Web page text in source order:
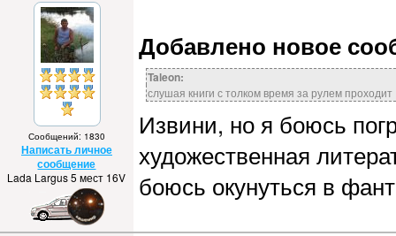
Сообщений: 1830
Написать личное
сообщение
Lada Largus 5 мест 16V
Добавлено новое
Taleon:
слушая книги с толком время за рулем проходит
Извини, но я боюсь
художественная
боюсь окунуться в